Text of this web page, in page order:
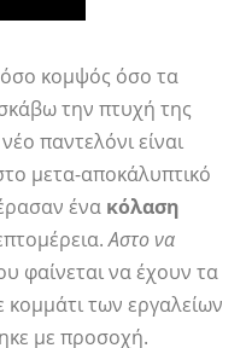
κομψός όσο τα
την πτυχή της
παντελόνι είναι
μετα-αποκάλυπτικό
ένα κόλαση
Αστο να
φαίνεται να έχουν τα
κομμάτι των εργαλείων
με προσοχή.